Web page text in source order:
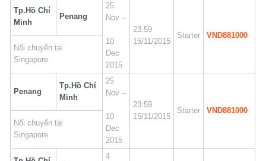
Tp.Hồ Chí
Minh
Penang
25
Nov –
10
Dec
2015
23:59
15/11/2015
Starter
VND881000
Nối chuyến tại
Singapore
Penang
Tp.Hồ Chí
Minh
25
Nov –
10
Dec
2015
23:59
15/11/2015
Starter
VND881000
Nối chuyến tại
Singapore
4